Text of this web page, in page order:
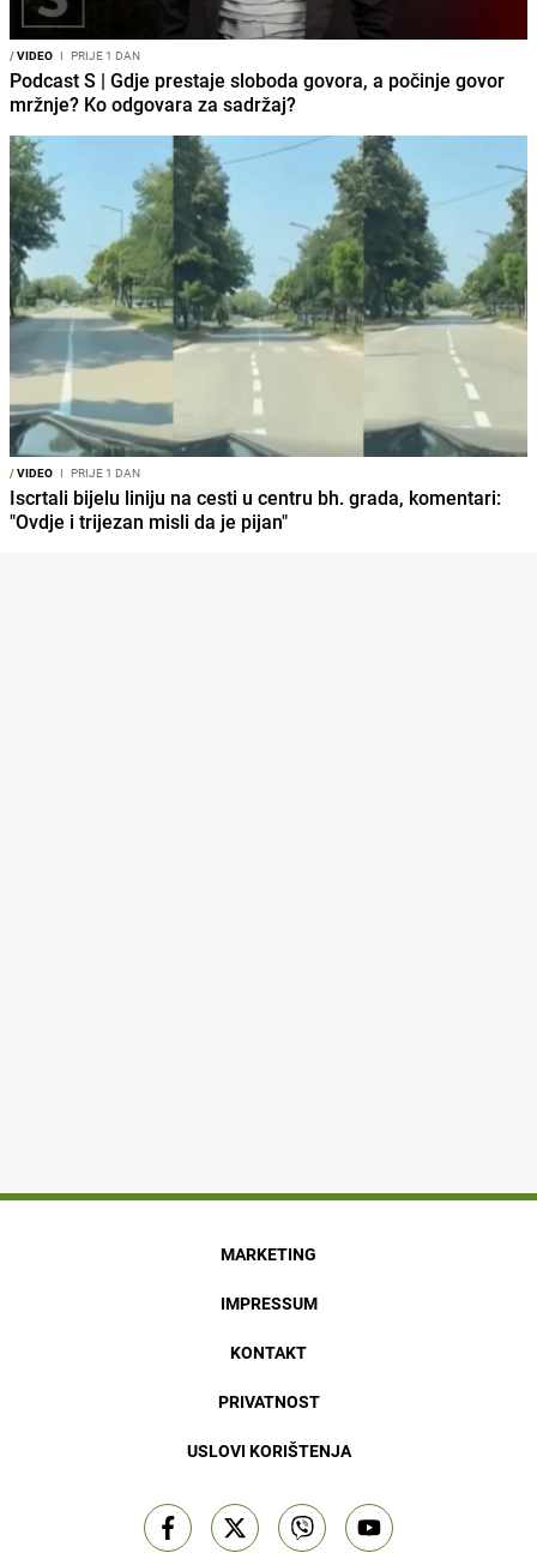
/VIDEO I PRIJE 1 DAN
Podcast S | Gdje prestaje sloboda govora, a počinje govor
mržnje? Ko odgovara za sadržaj?
/VIDEO I PRIJE 1 DAN
Iscrtali bijelu liniju na cesti u centru bh. grada, komentari:
"Ovdje i trijezan misli da je pijan"
MARKETING
IMPRESSUM
KONTAKT
PRIVATNOST
USLOVI KORIŠTENJA